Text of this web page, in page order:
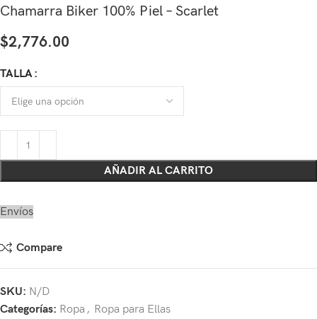
Chamarra Biker 100% Piel – Scarlet
$2,776.00
TALLA
AÑADIR AL CARRITO
Envíos
Compare
SKU: N/D
Categorías: Ropa , Ropa para Ellas